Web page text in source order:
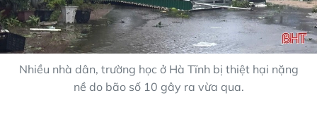
Nhiều nhà dân, trường học ở Hà Tĩnh bị thiệt hại nặng
nề do bão số 10 gây ra vừa qua.